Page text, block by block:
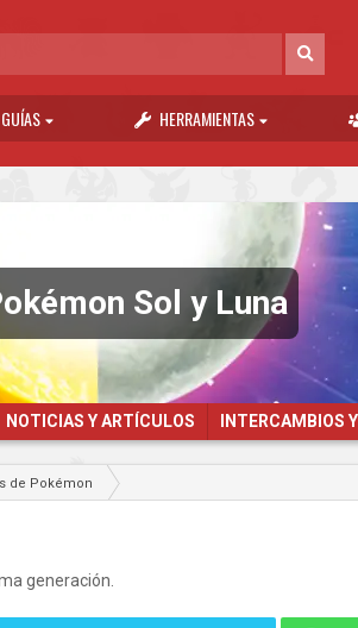
HERRAMIENTAS
Sol y Luna
NOTICIAS Y ARTÍCULOS INTERCAMBIOS
de Pokémon
generación.